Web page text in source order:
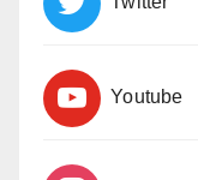
Youtube